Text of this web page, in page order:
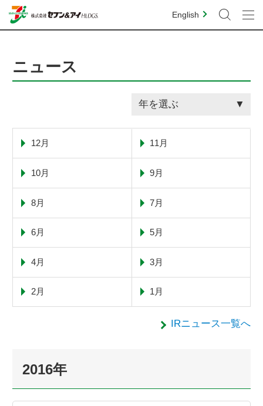
English
ニュース
年を選ぶ
12月 11月
10月 9月
8月 7月
6月 5月
4月 3月
2月 1月
IRニュース一覧へ
2016年